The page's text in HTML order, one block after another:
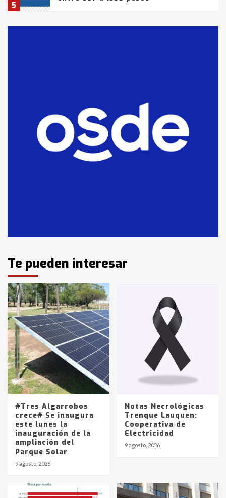
5
fueron detenidos por
comercialización de drogas en la
tarde del sábado
T.Lauquen: se vendió el edificio de
lo que fue la planta Industrial del
3
Identidad de los adolescentes
pampeanos que fueron
en la mañana del lunes
4
Accidente en Ruta 5: falleció un
joven de Trenque Lauquen
5
Los precios de los combustibles en
La Pampa, desde YPF hasta Axion
entre 857 a 1338 pesos
Te pueden interesar
#Tres Algarrobos
crece# Se inaugura
este lunes la
inauguración de la
ampliación del
Parque Solar
9 agosto, 2026
Notas Necrológicas
Trenque Lauquen:
Cooperativa de
Electricidad
9 agosto, 2026